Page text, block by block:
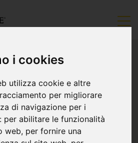
i cookies
utilizza cookie e altre
per migliorare
di navigazione per i
per abilitare le funzionalità
web, per fornire una